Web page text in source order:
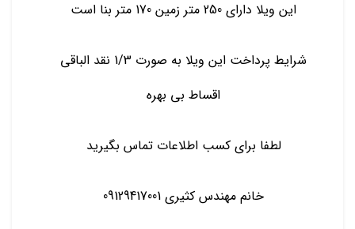
این ویلا دارای 250 متر زمین 170 متر بنا است
شرایط پرداخت این ویلا به صورت 1/3 نقد الباقی
اقساط بی بهره
لطفا برای کسب اطلاعات تماس بگیرید
خانم مهندس کثیری 09129417001